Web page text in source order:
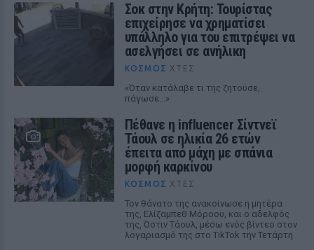
Σοκ στην Κρήτη: Τουρίστας
επιχείρησε να χρηματίσει
υπάλληλο για του επιτρέψει να
ασελγήσει σε ανήλικη
ΚΌΣΜΟΣ ΧΤΕΣ
«Όταν κατάλαβε τι της ζητούσε,
πάγωσε...»
Πέθανε η influencer Σίντνεϊ
Τάουλ σε ηλικία 26 ετών
έπειτα από μάχη με σπάνια
μορφή καρκίνου
ΚΌΣΜΟΣ ΧΤΕΣ
Τον θάνατο της ανακοίνωσε η μητέρα
της, Ελίζαμπεθ Μόροου, και ο αδελφός
της, Όστιν Τάουλ, μέσω ενός βίντεο στον
λογαριασμό της στο TikTok την Τετάρτη